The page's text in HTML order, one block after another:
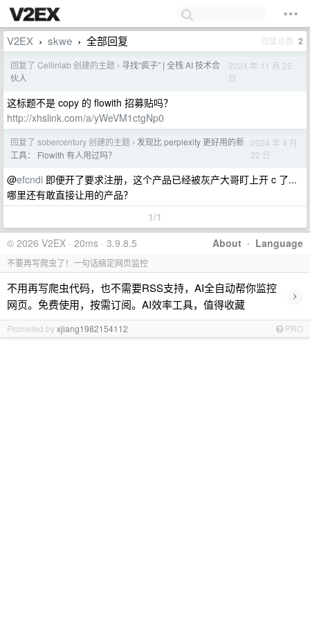
V2EX › skwe › 全部回复 回复总数 2
回复了 Cellinlab 创建的主题 › 寻找“疯子” | 全栈 AI 技术合
伙人
2024 年 11 月 25
日
这标题不是 copy 的 flowith 招募贴吗？
http://xhslink.com/a/yWeVM1ctgNp0
回复了 sobercentury 创建的主题 › 发现比 perplexity 更好用的新
工具： Flowith 有人用过吗？
2024 年 4 月
22 日
@efcndi 即便开了要求注册，这个产品已经被灰产大哥盯上开 c 了...
哪里还有敢直接让用的产品？
1/1
About · Language
© 2026 V2EX · 20ms · 3.9.8.5
不要再写爬虫了！一句话搞定网页监控
不用再写爬虫代码，也不需要RSS支持，AI全自动帮你监控
网页。免费使用，按需订阅。AI效率工具，值得收藏
›
Promoted byxjiang1982154112 PRO